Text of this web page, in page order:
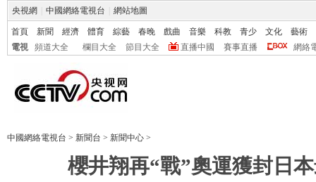
央視網 中國網絡電視台 網站地圖
首頁 新聞 經濟 體育 綜藝 春晚 戲曲 音樂 科教 青少 文化
藝術
電視
頻道大全 欄目大全 節目大全 直播中國 賽事直播 網絡
中國網絡電視台 > 新聞台 > 新聞中心 >
櫻井翔再“戰”奧運獲封日